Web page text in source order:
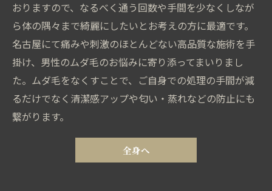
おりますので、なるべく通う回数や手間を少なくしなが
ら体の隅々まで綺麗にしたいとお考えの方に最適です。
名古屋にて痛みや刺激のほとんどない高品質な施術を手
掛け、男性のムダ毛のお悩みに寄り添ってまいりまし
た。ムダ毛をなくすことで、ご自身での処理の手間が減
るだけでなく清潔感アップや匂い・蒸れなどの防止にも
繋がります。
全身へ